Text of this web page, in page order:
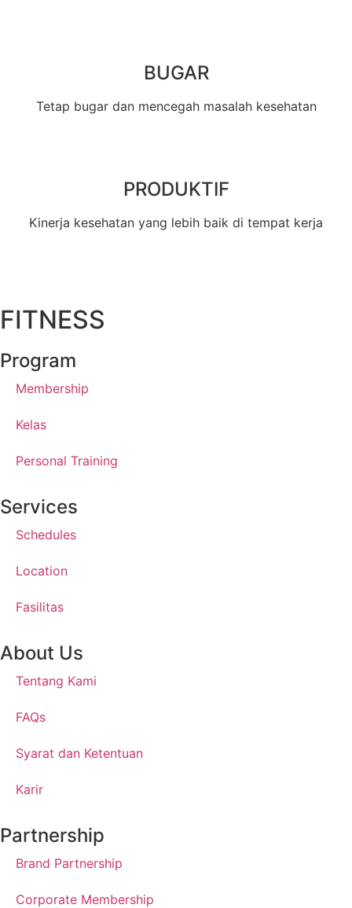
BUGAR
Tetap bugar dan mencegah masalah kesehatan
PRODUKTIF
Kinerja kesehatan yang lebih baik di tempat kerja
FITNESS
Program
Membership
Kelas
Personal Training
Services
Schedules
Location
Fasilitas
About Us
Tentang Kami
FAQs
Syarat dan Ketentuan
Karir
Partnership
Brand Partnership
Corporate Membership